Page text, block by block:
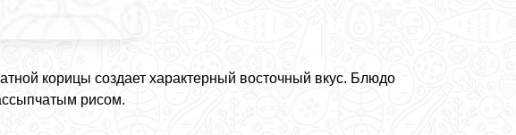
корицы создает характерный восточный вкус. Блюдо
рисом.